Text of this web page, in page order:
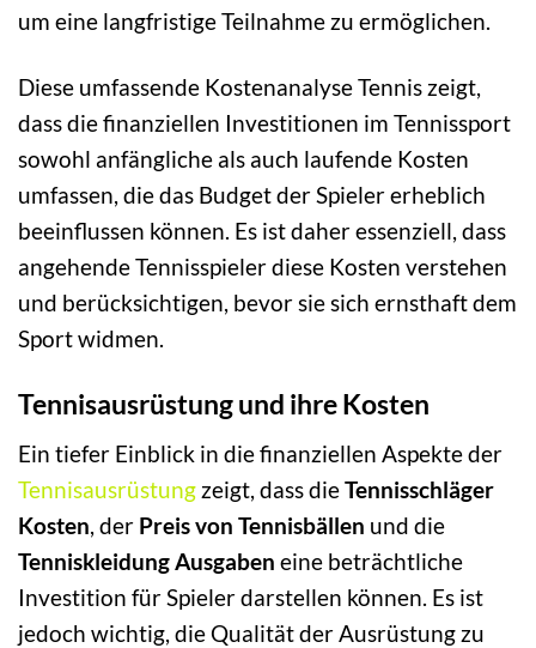
um eine langfristige Teilnahme zu ermöglichen.
Diese umfassende Kostenanalyse Tennis zeigt,
dass die finanziellen Investitionen im Tennissport
sowohl anfängliche als auch laufende Kosten
umfassen, die das Budget der Spieler erheblich
beeinflussen können. Es ist daher essenziell, dass
angehende Tennisspieler diese Kosten verstehen
und berücksichtigen, bevor sie sich ernsthaft dem
Sport widmen.
Tennisausrüstung und ihre Kosten
Ein tiefer Einblick in die finanziellen Aspekte der
Tennisausrüstung zeigt, dass dieTennisschläger
Kosten, der Preis von Tennisbällen und die
Tenniskleidung Ausgaben eine beträchtliche
Investition für Spieler darstellen können. Es ist
jedoch wichtig, die Qualität der Ausrüstung zu